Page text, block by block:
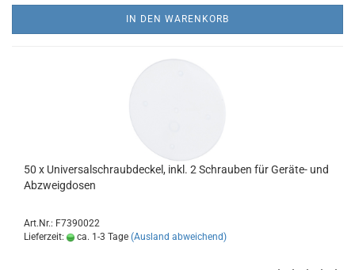
IN DEN WARENKORB
50 x Universalschraubdeckel, inkl. 2 Schrauben für Geräte- und
Abzweigdosen
Art.Nr.: F7390022
Lieferzeit:
ca. 1-3 Tage (Ausland abweichend)